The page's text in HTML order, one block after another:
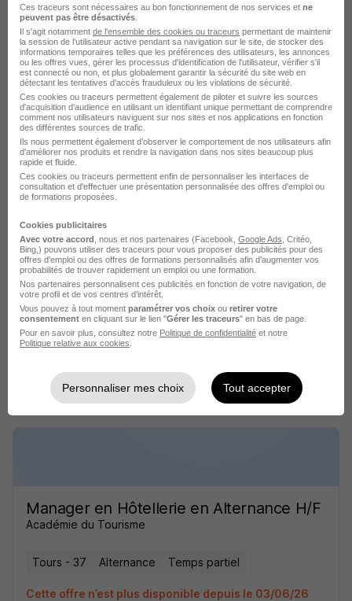
Manager en Hôtellerie en Alternance H/F
Académie du Tourisme
Tours - 37 Alternance Temps partiel
Cette offre n’est plus disponible depuis le 03/06/26
Manager en Hôtellerie en Alternance H/F
Académie du Tourisme
Cette offre n’est plus disponible depuis le 03/06/26
Manager en Hôtellerie en Alternance H/F
Académie du Tourisme
Tours - 37 Alternance Temps partiel
Cette offre n’est plus disponible depuis le 03/06/26
Ces traceurs sont nécessaires au bon fonctionnement de nos services et ne
peuvent pas être désactivés
Il s'agit notamment de l'ensemble des cookies ou traceurs permettant de maintenir
la session de l'utilisateur active pendant sa navigation sur le site, de stocker des
informations temporaires telles que les préférences des utilisateurs, les annonces
ou les offres vues, gérer les processus d'identification de l'utilisateur, vérifier s'il
est connecté ou non, et plus globalement garantir la sécurité du site web en
détectant les tentatives d'accès frauduleux ou les violations de sécurité.
Ces cookies ou traceurs permettent également de piloter et suivre les sources
d'acquisition d'audience en utilisant un identifiant unique permettant de comprendre
comment nos utilisateurs naviguent sur nos sites et nos applications en fonction
des différentes sources de trafic.
Ils nous permettent également d’observer le comportement de nos utilisateurs afin
d'améliorer nos produits et rendre la navigation dans nos sites beaucoup plus
rapide et fluide.
Ces cookies ou traceurs permettent enfin de personnaliser les interfaces de
consultation et d'effectuer une présentation personnalisée des offres d'emploi ou
de formations proposées.
Cookies publicitaires
Avec votre accord , nous et nos partenaires (Facebook, Google Ads , Critéo,
Bing,) pouvons utiliser des traceurs pour vous proposer des publicités pour des
offres d’emploi ou des offres de formations personnalisés afin d’augmenter vos
probabilités de trouver rapidement un emploi ou une formation.
Nos partenaires personnalisent ces publicités en fonction de votre navigation, de
votre profil et de vos centres d’intérêt.
Vous pouvez à tout moment paramétrer vos choix ou retirer votre
consentement en cliquant sur le lien "Gérer les traceurs" en bas de page.
Pour en savoir plus, consultez notre Politique de confidentialité et notre
Politique relative aux cookies
Personnaliser mes choix Tout accepter